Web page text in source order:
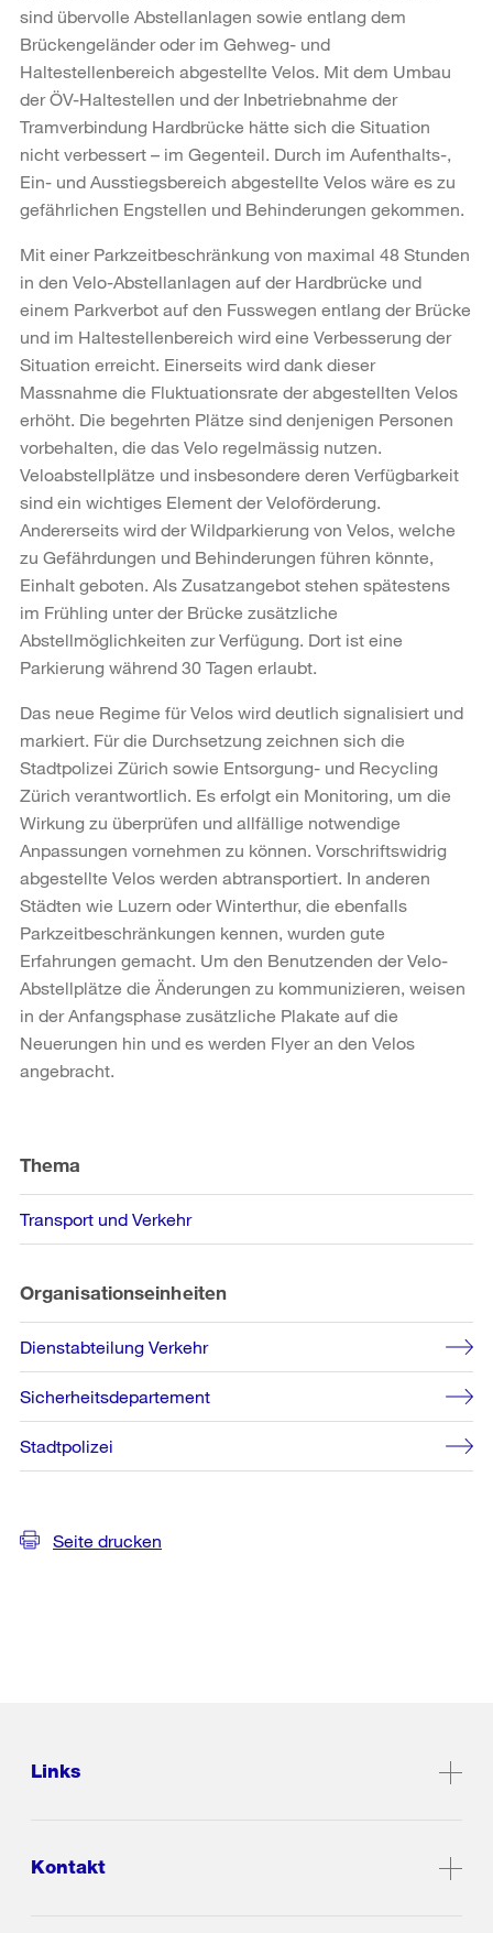
sind übervolle Abstellanlagen sowie entlang dem
Brückengeländer oder im Gehweg- und
Haltestellenbereich abgestellte Velos. Mit dem Umbau
der ÖV-Haltestellen und der Inbetriebnahme der
Tramverbindung Hardbrücke hätte sich die Situation
nicht verbessert – im Gegenteil. Durch im Aufenthalts-,
Ein- und Ausstiegsbereich abgestellte Velos wäre es zu
gefährlichen Engstellen und Behinderungen gekommen.
Mit einer Parkzeitbeschränkung von maximal 48 Stunden
in den Velo-Abstellanlagen auf der Hardbrücke und
einem Parkverbot auf den Fusswegen entlang der Brücke
und im Haltestellenbereich wird eine Verbesserung der
Situation erreicht. Einerseits wird dank dieser
Massnahme die Fluktuationsrate der abgestellten Velos
erhöht. Die begehrten Plätze sind denjenigen Personen
vorbehalten, die das Velo regelmässig nutzen.
Veloabstellplätze und insbesondere deren Verfügbarkeit
sind ein wichtiges Element der Veloförderung.
Andererseits wird der Wildparkierung von Velos, welche
zu Gefährdungen und Behinderungen führen könnte,
Einhalt geboten. Als Zusatzangebot stehen spätestens
im Frühling unter der Brücke zusätzliche
Abstellmöglichkeiten zur Verfügung. Dort ist eine
Parkierung während 30 Tagen erlaubt.
Das neue Regime für Velos wird deutlich signalisiert und
markiert. Für die Durchsetzung zeichnen sich die
Stadtpolizei Zürich sowie Entsorgung- und Recycling
Zürich verantwortlich. Es erfolgt ein Monitoring, um die
Wirkung zu überprüfen und allfällige notwendige
Anpassungen vornehmen zu können. Vorschriftswidrig
abgestellte Velos werden abtransportiert. In anderen
Städten wie Luzern oder Winterthur, die ebenfalls
Parkzeitbeschränkungen kennen, wurden gute
Erfahrungen gemacht. Um den Benutzenden der Velo-
Abstellplätze die Änderungen zu kommunizieren, weisen
in der Anfangsphase zusätzliche Plakate auf die
Neuerungen hin und es werden Flyer an den Velos
angebracht.
Informationen
Thema
Transport und Verkehr
Organisationseinheiten
Dienstabteilung Verkehr
Sicherheitsdepartement
Stadtpolizei
Seite drucken
Links
Kontakt